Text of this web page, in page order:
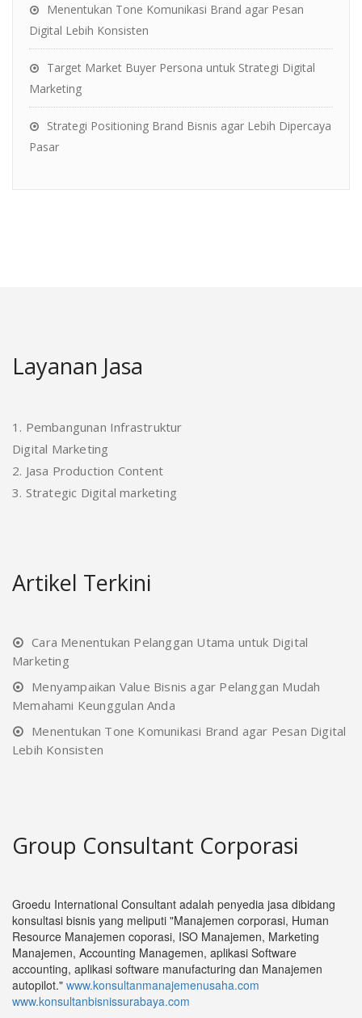
Menentukan Tone Komunikasi Brand agar Pesan
Digital Lebih Konsisten
Target Market Buyer Persona untuk Strategi Digital
Marketing
Strategi Positioning Brand Bisnis agar Lebih Dipercaya
Pasar
Layanan Jasa
1. Pembangunan Infrastruktur
Digital Marketing
2. Jasa Production Content
3. Strategic Digital marketing
Artikel Terkini
Cara Menentukan Pelanggan Utama untuk Digital
Marketing
Menyampaikan Value Bisnis agar Pelanggan Mudah
Memahami Keunggulan Anda
Menentukan Tone Komunikasi Brand agar Pesan Digital
Lebih Konsisten
Group Consultant Corporasi
Groedu International Consultant adalah penyedia jasa dibidang
konsultasi bisnis yang meliputi "Manajemen corporasi, Human
Resource Manajemen coporasi, ISO Manajemen, Marketing
Manajemen, Accounting Managemen, aplikasi Software
accounting, aplikasi software manufacturing dan Manajemen
autopilot." www.konsultanmanajemenusaha.com
www.konsultanbisnissurabaya.com